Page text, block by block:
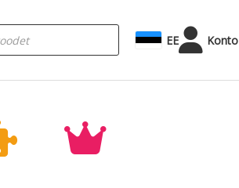
EE Konto